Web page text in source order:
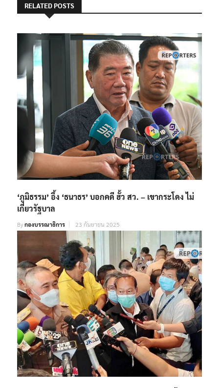
RELATED POSTS
‘ภูมิธรรม’ อึ้ง ‘ธนาธร’ บอกคดี ฮั้ว สว. – เขากระโดง ไม่
เกี่ยวรัฐบาล
Byกองบรรณาธิการ 23 กันยายน 2025